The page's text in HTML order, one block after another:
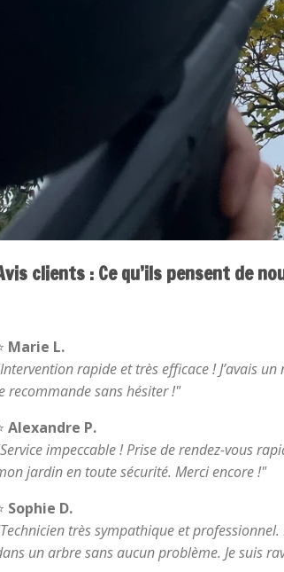
clients : Ce qu’ils pensent de
Marie L.
rapide et très efficace ! J’avais
recommande sans hésiter !"
Alexandre P.
impeccable ! Prise de rendez-vous
jardin en toute sécurité. Merci encore !"
Sophie D.
très sympathique et
un arbre sans aucun problème. Je suis